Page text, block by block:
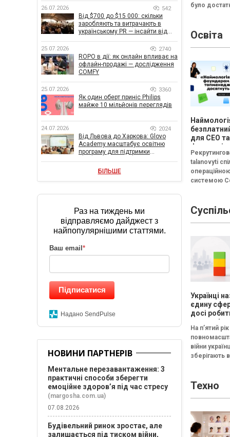
було
YouTube та
Освіта
для CEO та
фаундерів
talanovyti
системою
безплатний
Українці
єдину
досі
час війни —
Барометр
На п’ятий рік
війни
зберігають
Серед
Техно
26.07.2026 542
Від $700 до $15 000: скільки
заробляють та витрачають в
українському PR — інсайти від
25.07.2026 2740
ROPO в дії: як онлайн впливає на
офлайн-продажі — дослідження
COMFY
25.07.2026 3360
Як один оберт приніс Philips
майже 10 мільйонів переглядів
24.07.2026 2024
Від Львова до Харкова: Glovo
Academy масштабує освітню
програму для підтримки
БІЛЬШЕ
Раз на тиждень ми
відправляємо дайджест з
найпопулярнішими статтями.
Ваш email *
Підписатися
Надано SendPulse
НОВИНИ ПАРТНЕРІВ
Ментальне перезавантаження: 3
практичні способи зберегти
емоційне здоров’я під час стресу
(margosha.com.ua)
07.08.2026
Будівельний ринок зростає, але
залишається під тиском війни,